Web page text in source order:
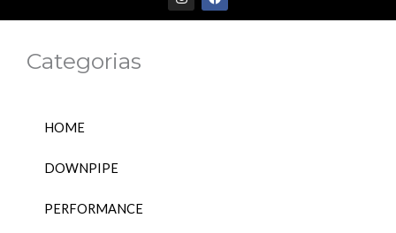
s
c
Categorias
HOME
DOWNPIPE
PERFORMANCE